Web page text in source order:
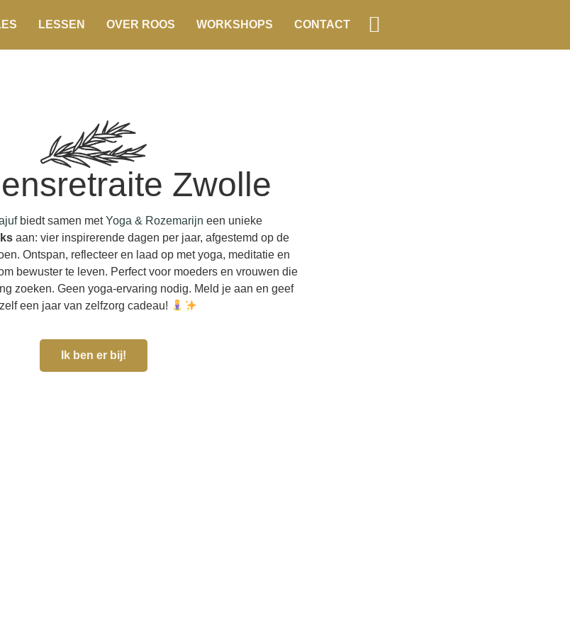
LESSEN OVER ROOS WORKSHOPS CONTACT
Zwolle
biedt samen metYoga & Rozemarijn een unieke
aan: vier inspirerende dagen per jaar, afgestemd op de
Ontspan, reflecteer en laad op met yoga, meditatie en
bewuster te leven. Perfect voor moeders en vrouwen die
zoeken. Geen yoga-ervaring nodig. Meld je aan en geef
een jaar van zelfzorg cadeau!
Ik ben er bij!